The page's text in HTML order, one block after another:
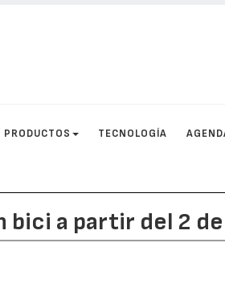
PRODUCTOS TECNOLOGÍA
bici a partir del 2